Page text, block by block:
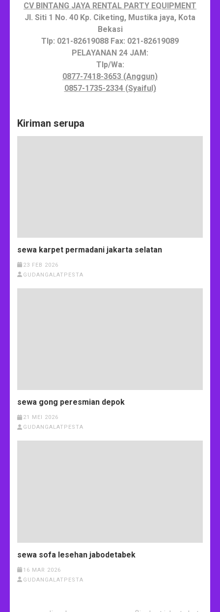
CV BINTANG JAYA RENTAL PARTY EQUIPMENT
Jl. Siti 1 No. 40 Kp. Ciketing, Mustika jaya, Kota
Bekasi
Tlp: 021-82619088 Fax: 021-82619089
PELAYANAN 24 JAM:
Tlp/Wa:
0877-7418-3653 (Anggun)
0857-1735-2334 (Syaiful)
Kiriman serupa
sewa karpet permadani jakarta selatan
23 FEB 2026
GUDANGALATPESTA
sewa gong peresmian depok
21 MEI 2026
GUDANGALATPESTA
sewa sofa lesehan jabodetabek
16 MAR 2026
GUDANGALATPESTA